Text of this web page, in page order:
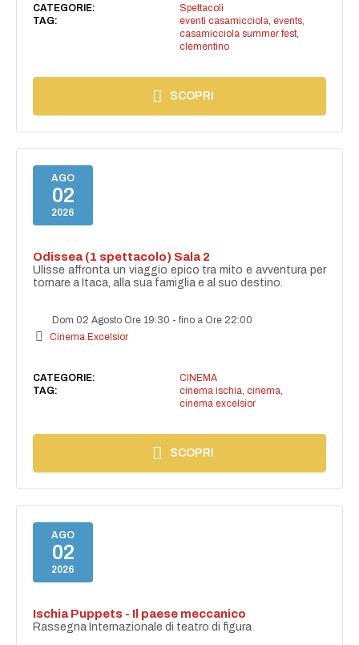
CATEGORIE:
Spettacoli
TAG:
eventi casamicciola, events,
casamicciola summer fest,
clementino
SCOPRI
AGO
02
2026
Odissea (1 spettacolo) Sala 2
Ulisse affronta un viaggio epico tra mito e avventura per
tornare a Itaca, alla sua famiglia e al suo destino.
Dom 02 Agosto Ore 19:30 -fino a Ore 22:00
Cinema Excelsior
CATEGORIE:
CINEMA
TAG:
cinema ischia, cinema,
cinema excelsior
SCOPRI
AGO
02
2026
Ischia Puppets - Il paese meccanico
Rassegna Internazionale di teatro di figura